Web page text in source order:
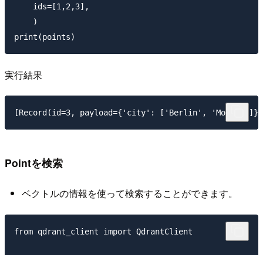
    ids=[1,2,3],
    )
実行結果
Pointを検索
ベクトルの情報を使って検索することができます。
from qdrant_client import QdrantClient